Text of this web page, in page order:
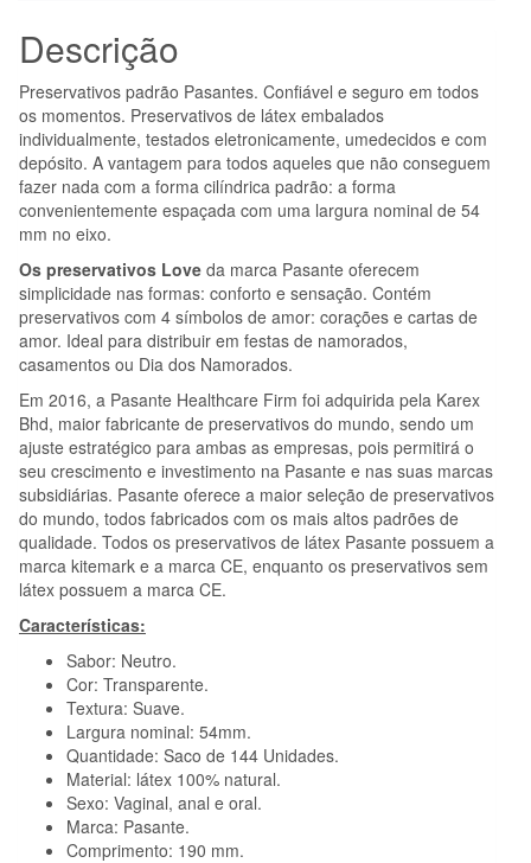
PRESERVATIVOS
UNIDADES
Descrição
Preservativos padrão Pasantes. Confiável e seguro em todos
os momentos. Preservativos de látex embalados
individualmente, testados eletronicamente, umedecidos e com
depósito. A vantagem para todos aqueles que não conseguem
fazer nada com a forma cilíndrica padrão: a forma
convenientemente espaçada com uma largura nominal de 54
mm no eixo.
Os preservativos Love da marca Pasante oferecem
simplicidade nas formas: conforto e sensação. Contém
preservativos com 4 símbolos de amor: corações e cartas de
amor. Ideal para distribuir em festas de namorados,
casamentos ou Dia dos Namorados.
Em 2016, a Pasante Healthcare Firm foi adquirida pela Karex
Bhd, maior fabricante de preservativos do mundo, sendo um
ajuste estratégico para ambas as empresas, pois permitirá o
seu crescimento e investimento na Pasante e nas suas marcas
subsidiárias. Pasante oferece a maior seleção de preservativos
do mundo, todos fabricados com os mais altos padrões de
qualidade. Todos os preservativos de látex Pasante possuem a
marca kitemark e a marca CE, enquanto os preservativos sem
látex possuem a marca CE.
Características:
Sabor: Neutro.
Cor: Transparente.
Textura: Suave.
Largura nominal: 54mm.
Quantidade: Saco de 144 Unidades.
Material: látex 100% natural.
Sexo: Vaginal, anal e oral.
Marca: Pasante.
Comprimento: 190 mm.